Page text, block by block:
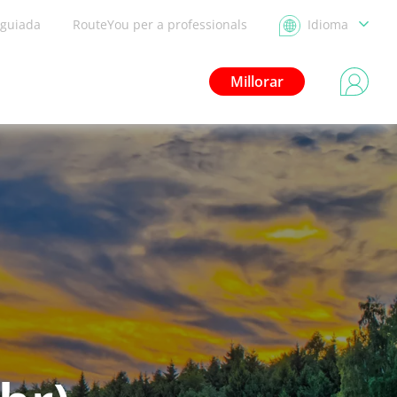
RouteYou per a professionals Idioma
Millorar